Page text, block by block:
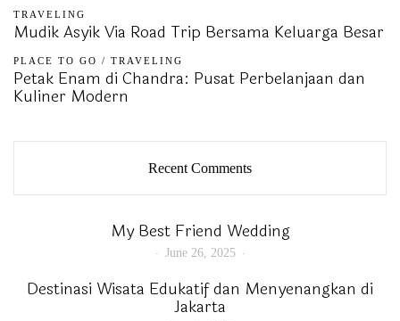
TRAVELING
Mudik Asyik Via Road Trip Bersama Keluarga Besar
PLACE TO GO / TRAVELING
Petak Enam di Chandra: Pusat Perbelanjaan dan
Kuliner Modern
Recent Comments
My Best Friend Wedding
June 26, 2025
Destinasi Wisata Edukatif dan Menyenangkan di
Jakarta